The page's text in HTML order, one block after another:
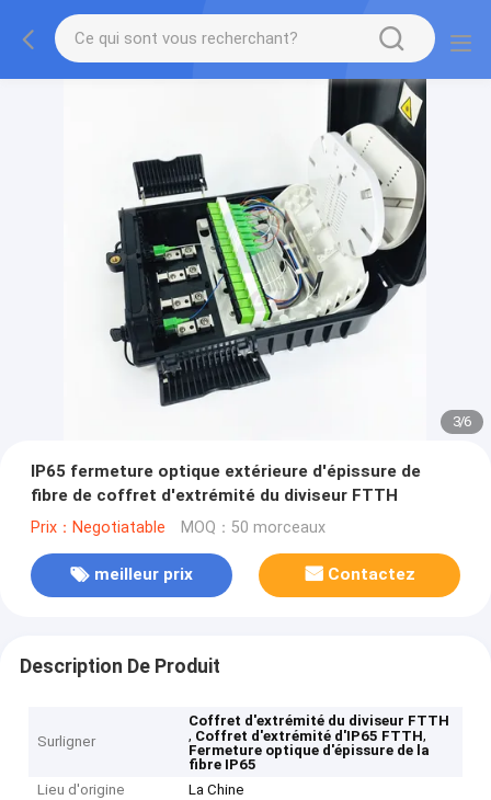
3/6
IP65 fermeture optique extérieure d'épissure de
fibre de coffret d'extrémité du diviseur FTTH
Prix：Negotiatable MOQ：50 morceaux
meilleur prix Contactez
Description De Produit
Surligner
Coffret d'extrémité du diviseur FTTH
, Coffret d'extrémité d'IP65 FTTH,
Fermeture optique d'épissure de la
fibre IP65
Lieu d'origine
La Chine